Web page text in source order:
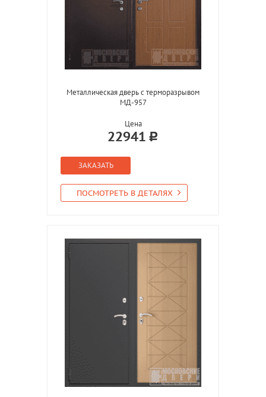
Металлическая дверь с терморазрывом
МД-957
Цена
22941
ЗАКАЗАТЬ
ПОСМОТРЕТЬ В ДЕТАЛЯХ